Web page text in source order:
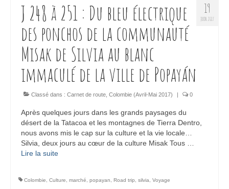
19
JUIN 2017
J 248 à 251 : Du bleu électrique
des ponchos de la communauté
Misak de Silvia au blanc
immaculé de la ville de Popayán
Classé dans : Carnet de route Colombie (Avril-Mai 2017) | 0
Après quelques jours dans les grands paysages du
désert de la Tatacoa et les montagnes de Tierra Dentro,
nous avons mis le cap sur la culture et la vie locale…
Silvia, deux jours au cœur de la culture Misak Tous …
Lire la suite­­
Colombie Culture marché popayan Road trip silvia Voyage